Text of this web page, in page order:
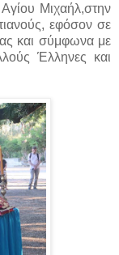
Μιχαήλ,στην
εφόσον σε
και σύμφωνα με
Έλληνες και